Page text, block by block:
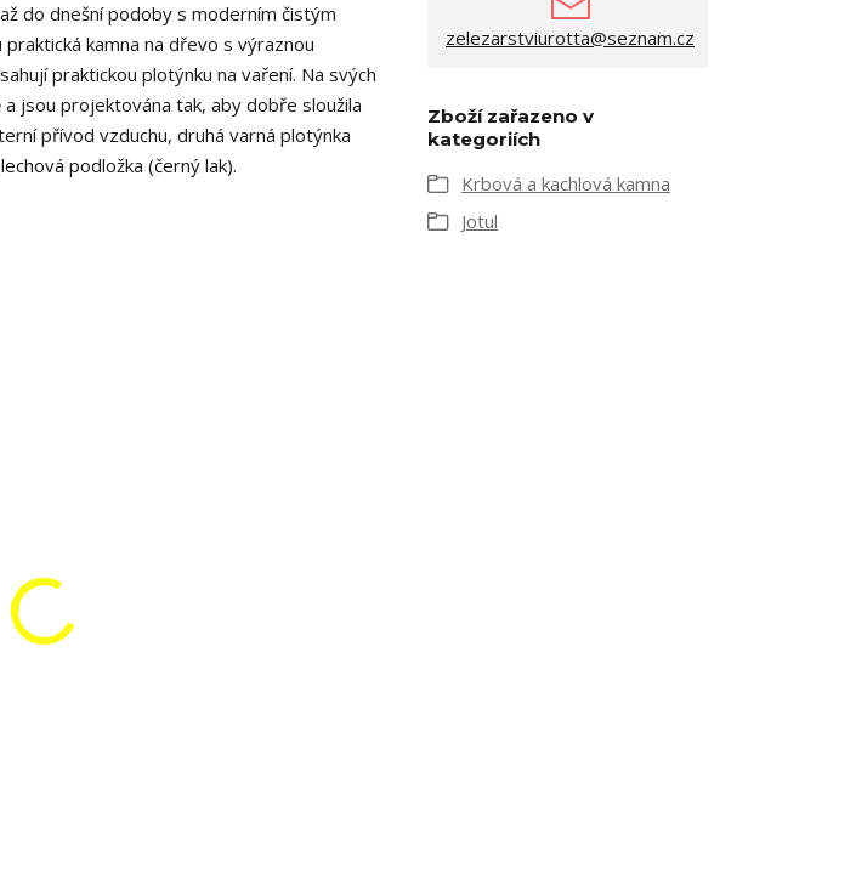
do dnešní podoby s moderním čistým
kamna na dřevo s výraznou
praktickou plotýnku na vaření. Na svých
jsou projektována tak, aby dobře sloužila
přívod vzduchu, druhá varná plotýnka
podložka (černý lak).
zelezarstviurotta@seznam.cz
Zboží zařazeno v
kategoriích
Krbová a kachlová kamna
Jotul